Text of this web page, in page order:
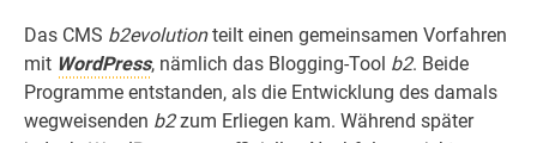
Das CMS b2evolutionteilt einen gemeinsamen Vorfahren
mit WordPress, nämlich das Blogging-Tool b2. Beide
Programme entstanden, als die Entwicklung des damals
wegweisenden b2zum Erliegen kam. Während später